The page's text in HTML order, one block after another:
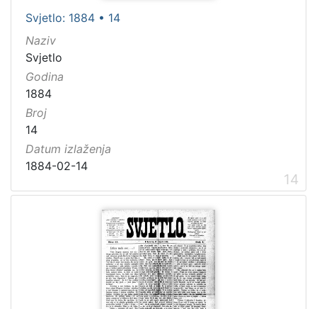
Svjetlo: 1884 • 14
Naziv
Svjetlo
Godina
1884
Broj
14
Datum izlaženja
1884-02-14
14